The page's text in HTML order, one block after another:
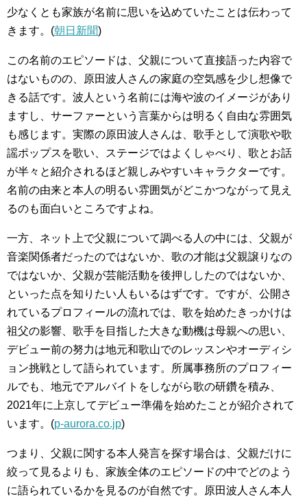
少なくとも家族が名前に思いを込めていたことは伝わって
きます。(朝日新聞)
この名前のエピソードは、父親について直接語った内容で
はないものの、原田波人さんの家庭の空気感を少し想像で
きる話です。波人という名前には海や波のイメージがあり
ますし、サーファーという言葉からは明るく自由な雰囲気
も感じます。実際の原田波人さんは、歌手として演歌や歌
謡ポップスを歌い、ステージではよくしゃべり、歌とお話
が半々と紹介されるほど親しみやすいキャラクターです。
名前の由来と本人の明るい雰囲気がどこかつながって見え
るのも面白いところですよね。
一方、ネット上で父親について調べる人の中には、父親が
音楽関係者だったのではないか、歌の才能は父親譲りなの
ではないか、父親が芸能活動を後押ししたのではないか、
といった点を知りたい人もいるはずです。ですが、公開さ
れているプロフィールの流れでは、歌を始めたきっかけは
祖父の影響、歌手を目指した大きな動機は母親への思い、
デビュー前の努力は地元和歌山でのレッスンやオーディシ
ョン挑戦として語られています。所属事務所のプロフィー
ルでも、地元でアルバイトをしながら歌の研鑽を積み、
2021年に上京してデビュー準備を始めたことが紹介されて
います。(p-aurora.co.jp)
つまり、父親に関する本人発言を探す場合は、父親だけに
絞って見るよりも、家族全体のエピソードの中でどのよう
に語られているかを見るのが自然です。原田波人さん本人